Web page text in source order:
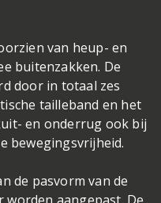
van heup- en
buitenzakken. De
door in totaal zes
tailleband en het
en onderrug ook bij
bewegingsvrijheid.
de pasvorm van de